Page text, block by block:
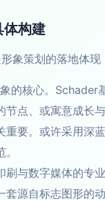
体构建
象策划的落地体现
的核心。Schader
点、或寓意成长
重要。或许采用深
刷与数字媒体的专
套源自标志图形